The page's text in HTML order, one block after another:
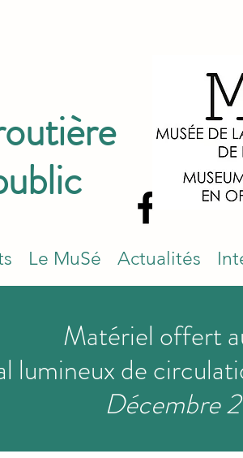
Le MuSé Actualités
Matériel offert
lumineux de
Décembre